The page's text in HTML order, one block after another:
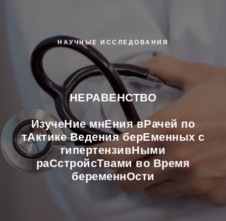
НАУЧНЫЕ ИССЛЕДОВАНИЯ
НЕРАВЕНСТВО
ИзучеНие мнЕния вРачей по
тАктике Ведения берЕменных с
гипертензивНыми
раСстройсТвами во Время
беременнОсти